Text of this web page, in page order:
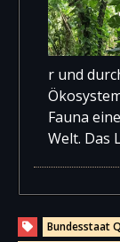
r und
Fauna
Welt. Das
Bundesstaat